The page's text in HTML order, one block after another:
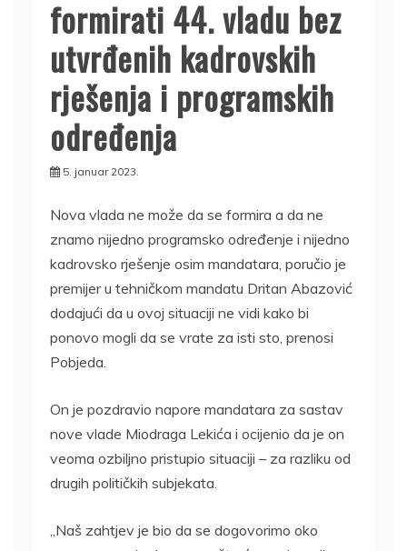
formirati 44. vladu bez
utvrđenih kadrovskih
rješenja i programskih
određenja
5. januar 2023.
Nova vlada ne može da se formira a da ne
znamo nijedno programsko određenje i nijedno
kadrovsko rješenje osim mandatara, poručio je
premijer u tehničkom mandatu Dritan Abazović
dodajući da u ovoj situaciji ne vidi kako bi
ponovo mogli da se vrate za isti sto, prenosi
Pobjeda.
On je pozdravio napore mandatara za sastav
nove vlade Miodraga Lekića i ocijenio da je on
veoma ozbiljno pristupio situaciji – za razliku od
drugih političkih subjekata.
„Naš zahtjev je bio da se dogovorimo oko